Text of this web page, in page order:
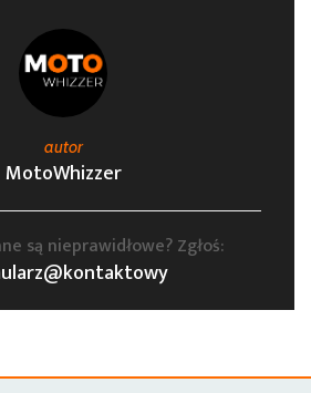
autor
MotoWhizzer
są nieprawidłowe? Zgłoś: